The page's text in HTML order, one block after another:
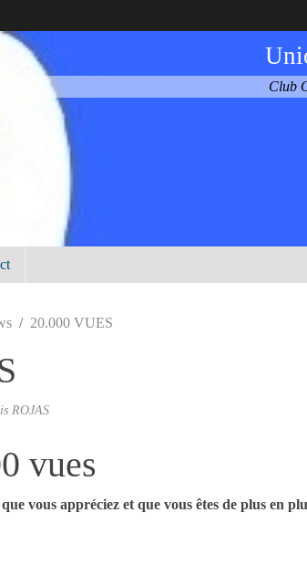
Club
20.000 VUES
ROJAS
vues
vous appréciez et que vous êtes de plus en